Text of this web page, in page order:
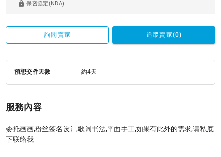
保密協定(NDA)
詢問賣家 追蹤賣家(0)
預想交件天數 約4天
服務內容
委托画画,粉丝签名设计,歌词书法,平面手工,如果有此外的需求,请私底
下联络我